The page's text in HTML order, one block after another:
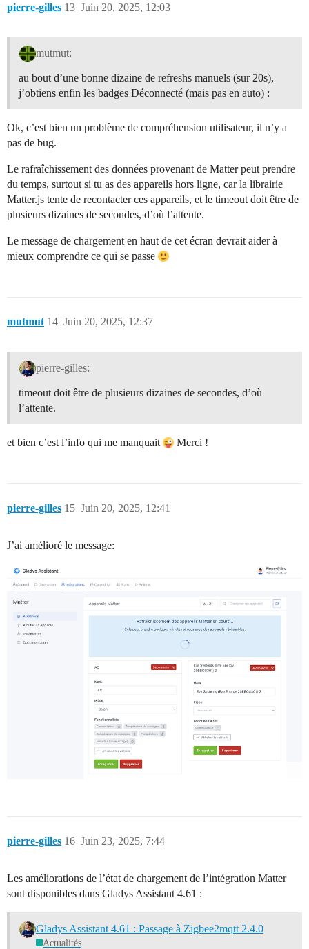
pierre-gilles Juin 20, 2025, 12:03
13
mutmut:
au bout d’une bonne dizaine de refreshs manuels (sur 20s),
j’obtiens enfin les badges Déconnecté (mais pas en auto) :
Ok, c’est bien un problème de compréhension utilisateur, il n’y a
pas de bug.
Le rafraîchissement des données provenant de Matter peut prendre
du temps, surtout si tu as des appareils hors ligne, car la librairie
Matter.js tente de recontacter ces appareils, et le timeout doit être de
plusieurs dizaines de secondes, d’où l’attente.
Le message de chargement en haut de cet écran devrait aider à
mieux comprendre ce qui se passe
mutmut Juin 20, 2025, 12:37
14
pierre-gilles:
timeout doit être de plusieurs dizaines de secondes, d’où
l’attente.
et bien c’est l’info qui me manquait Merci !
pierre-gilles Juin 20, 2025, 12:41
15
J’ai amélioré le message:
pierre-gilles Juin 23, 2025, 7:44
16
Les améliorations de l’état de chargement de l’intégration Matter
sont disponibles dans Gladys Assistant 4.61 :
Gladys Assistant 4.61 : Passage à Zigbee2mqtt 2.4.0
Actualités